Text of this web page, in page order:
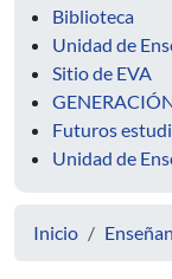
Biblioteca
Unidad de
Sitio de EVA
Futuros
Unidad de
Inicio